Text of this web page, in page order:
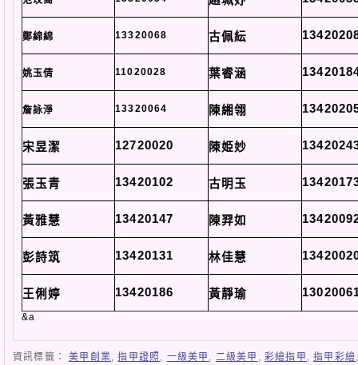
鄭綿綿 13320068 古佩紜
姚玉倩 11020028 葉睿涵
詹詠淨 13320064 陳緗翎
宋昱潔 12720020 陳姫妙
張玉青 13420102 古明玉
黃雅慧 13420147 陳羿如
彭詩筑 13420131 林佳慧
王俐婷 13420186 黃靜瑜
&a
資訊標籤： 美甲創業,指甲證照 , 一級美甲 , 二級美甲 ,彩繪指甲 ,指甲彩繪